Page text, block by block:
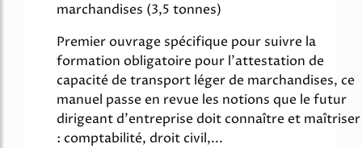
marchandises (3,5 tonnes)
Premier ouvrage spécifique pour suivre la
formation obligatoire pour l'attestation de
capacité de transport léger de marchandises, ce
manuel passe en revue les notions que le futur
dirigeant d'entreprise doit connaître et maîtriser
: comptabilité, droit civil,...